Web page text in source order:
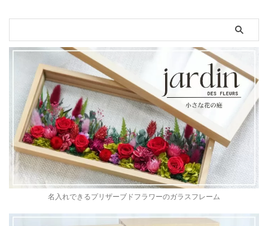
名入れできるプリザーブドフラワーのガラスフレーム